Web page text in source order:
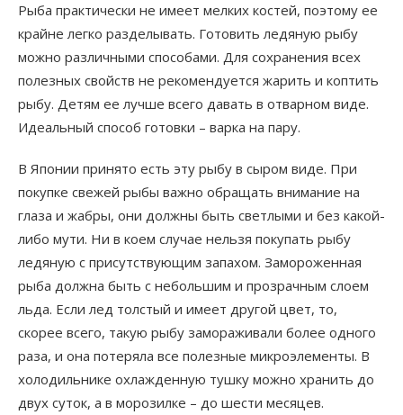
Рыба практически не имеет мелких костей, поэтому ее
крайне легко разделывать. Готовить ледяную рыбу
можно различными способами. Для сохранения всех
полезных свойств не рекомендуется жарить и коптить
рыбу. Детям ее лучше всего давать в отварном виде.
Идеальный способ готовки – варка на пару.
В Японии принято есть эту рыбу в сыром виде. При
покупке свежей рыбы важно обращать внимание на
глаза и жабры, они должны быть светлыми и без какой-
либо мути. Ни в коем случае нельзя покупать рыбу
ледяную с присутствующим запахом. Замороженная
рыба должна быть с небольшим и прозрачным слоем
льда. Если лед толстый и имеет другой цвет, то,
скорее всего, такую рыбу замораживали более одного
раза, и она потеряла все полезные микроэлементы. В
холодильнике охлажденную тушку можно хранить до
двух суток, а в морозилке – до шести месяцев.